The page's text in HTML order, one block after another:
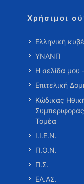
Χρήσιμοι
Ελληνική
ΥΝΑΝΠ
Η σελίδα μου
Επιτελική
Κώδικας
Τομέα
Ι.Ι.Ε.Ν.
Π.Ο.Ν.
Π.Σ.
ΕΛ.ΑΣ.